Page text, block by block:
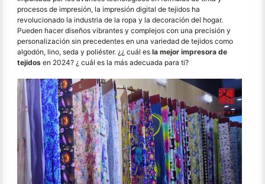
procesos de impresión, la impresión digital de tejidos ha
revolucionado la industria de la ropa y la decoración del hogar.
Pueden hacer diseños vibrantes y complejos con una precisión y
personalización sin precedentes en una variedad de tejidos como
algodón, lino, seda y poliéster. ¿¿ cuál es la mejor impresora de
tejidos en 2024? ¿ cuál es la más adecuada para ti?